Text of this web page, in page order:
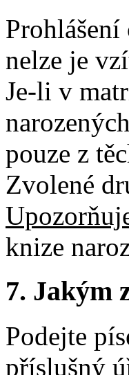
nelze je
Je-li v
pouze z
Zvolené
knize
7. Jakým
Podejte
příslušný